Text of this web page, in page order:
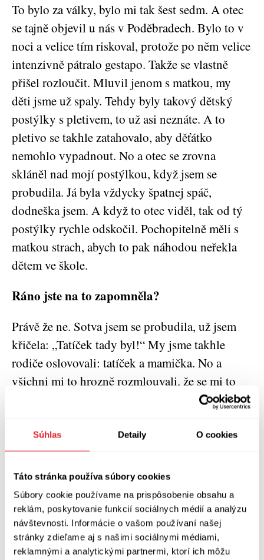
Súhlas Detaily O cookies
Táto stránka používa súbory cookies
Súbory cookie používame na prispôsobenie obsahu a
reklám, poskytovanie funkcií sociálnych médií a analýzu
návštevnosti. Informácie o vašom používaní našej
stránky zdieľame aj s našimi sociálnymi médiami,
reklamnými a analytickými partnermi, ktorí ich môžu
To bylo za války, bylo mi tak šest sedm. A otec
se tajně objevil u nás v Poděbradech. Bylo to v
noci a velice tím riskoval, protože po něm velice
intenzivně pátralo gestapo. Takže se vlastně
přišel rozloučit. Mluvil jenom s matkou, my
děti jsme už spaly. Tehdy byly takový dětský
postýlky s pletivem, to už asi neznáte. A to
pletivo se takhle zatahovalo, aby děťátko
nemohlo vypadnout. No a otec se zrovna
skláněl nad mojí postýlkou, když jsem se
probudila. Já byla vždycky špatnej spáč,
dodneška jsem. A když to otec viděl, tak od tý
postýlky rychle odskočil. Pochopitelně měli s
matkou strach, abych to pak náhodou neřekla
dětem ve škole.
Ráno jste na to zapomněla?
Právě že ne. Sotva jsem se probudila, už jsem
křičela: „Tatíček tady byl!“ My jsme takhle
rodiče oslovovali: tatíček a mamička. No a
všichni mi to hrozně rozmlouvali, že se mi to
jenom zdálo, ať o tom vůbec nemluvím. Tehdy
pokoje takovými skleněnými zašupovacími
dveřmi, který byly otevřený, a tam na stolku
stály dva hrníčky na kávu. Což bylo divný,
protože tyhle hrníčky se podávaly jenom
hostům.
Tak jsem se otočila a říkám: „A byl tady! Jsou